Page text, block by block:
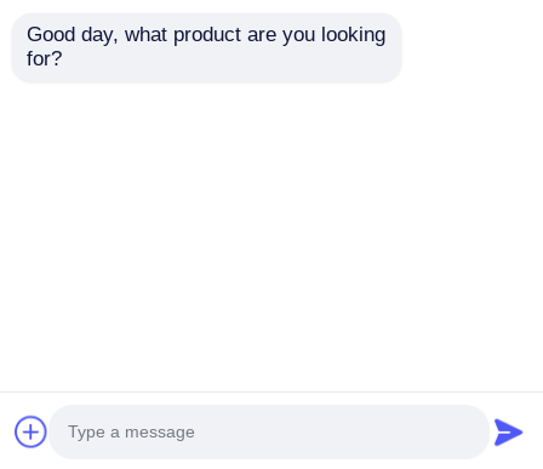
China.Copyright © 2026 Qunhe Precision Mould
Good day, what product are you looking
for?